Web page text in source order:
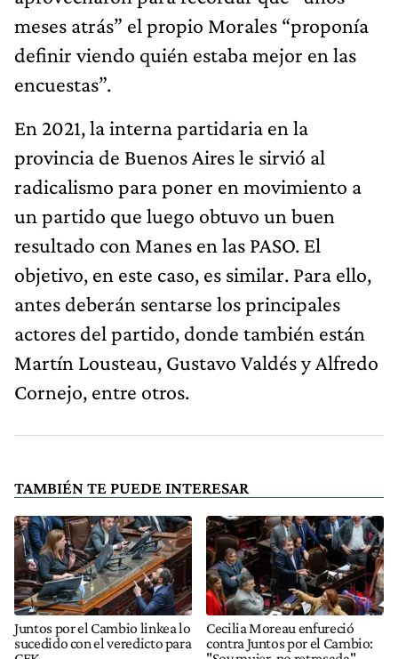
meses atrás” el propio Morales “proponía
definir viendo quién estaba mejor en las
encuestas”.
En 2021, la interna partidaria en la
provincia de Buenos Aires le sirvió al
radicalismo para poner en movimiento a
un partido que luego obtuvo un buen
resultado con Manes en las PASO. El
objetivo, en este caso, es similar. Para ello,
antes deberán sentarse los principales
actores del partido, donde también están
Martín Lousteau, Gustavo Valdés y Alfredo
Cornejo, entre otros.
TAMBIÉN TE PUEDE INTERESAR
Juntos por el Cambio linkea lo
sucedido con el veredicto para
Cecilia Moreau enfureció
contra Juntos por el Cambio: